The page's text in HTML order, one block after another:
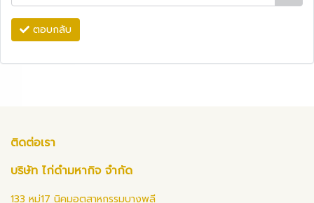
ตอบกลับ
ติดต่อเรา
บริษัท ไก่ดำมหากิจ จำกัด
133 หมู่17 นิคมอุตสาหกรรมบางพลี